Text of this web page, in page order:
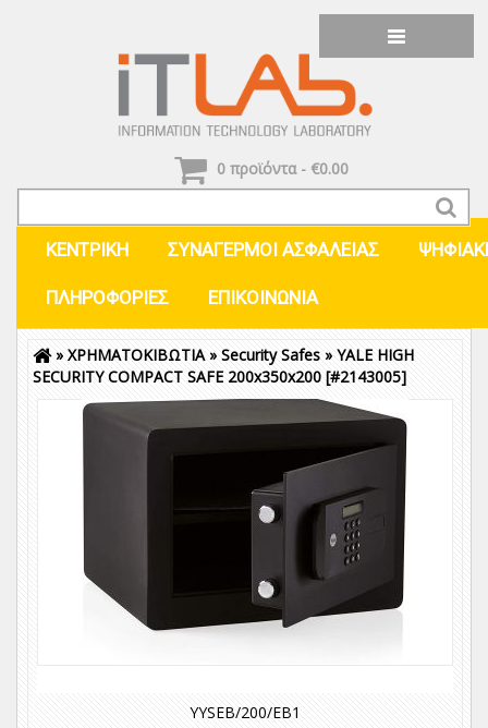
0 προϊόντα - €0.00
ΚΕΝΤΡΙΚΗ ΣΥΝΑΓΕΡΜΟΙ ΑΣΦΑΛΕΙΑΣ
ΠΛΗΡΟΦΟΡΊΕΣ ΕΠΙΚΟΙΝΩΝΊΑ
Είσοδος Εγγραφή
» ΧΡΗΜΑΤΟΚΙΒΩΤΙΑ» Security Safes» YALE HIGH
SECURITY COMPACT SAFE 200x350x200 [#2143005]
YYSEB/200/EB1